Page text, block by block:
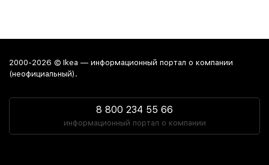
2000-2026 © Ikea — информационный портал о компании
(неофициальный).
8 800 234 55 66
информационный портал о компании